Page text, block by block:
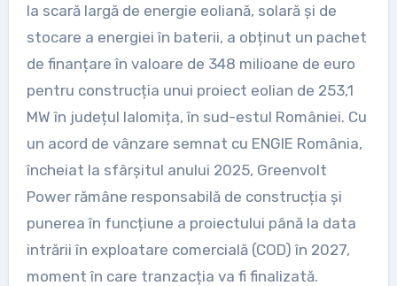
la scară largă de energie eoliană, solară și de
stocare a energiei în baterii, a obținut un pachet
de finanțare în valoare de 348 milioane de euro
pentru construcția unui proiect eolian de 253,1
MW în județul Ialomița, în sud-estul României. Cu
un acord de vânzare semnat cu ENGIE România,
încheiat la sfârșitul anului 2025, Greenvolt
Power rămâne responsabilă de construcția și
punerea în funcțiune a proiectului până la data
intrării în exploatare comercială (COD) în 2027,
moment în care tranzacția va fi finalizată.